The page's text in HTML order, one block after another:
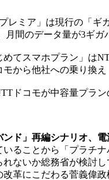
ミア」は現行の「ギ
月間のデータ量が3ギ
てスマホプラン」は
から他社への乗り換
ドコモが中容量プラン
ンド」再編シナリオ、
ることから「プラチ
れないか総務省が検討
革にこだわる菅義偉